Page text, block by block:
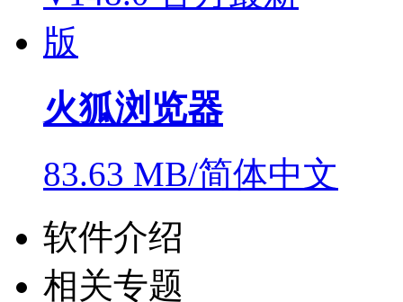
火狐浏览器
83.63 MB/简体中文
软件介绍
相关专题